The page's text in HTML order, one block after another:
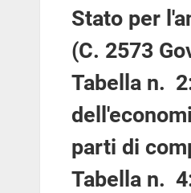
Stato per
(C. 2573
Tabella n.
parti di
Tabella n.